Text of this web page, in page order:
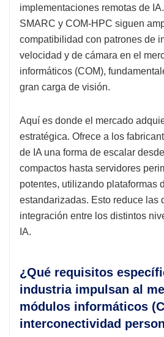
implementaciones remotas de
SMARC y COM-HPC siguen
compatibilidad con patrones de
velocidad y de cámara en el
informáticos (COM),
gran carga de visión.
Aquí es donde el mercado
estratégica. Ofrece a los
de IA una forma de escalar
compactos hasta servidores
potentes, utilizando plataformas
estandarizadas. Esto reduce las
integración entre los distintos
IA.
¿Qué requisitos
industria impulsan al
módulos informáticos
interconectividad